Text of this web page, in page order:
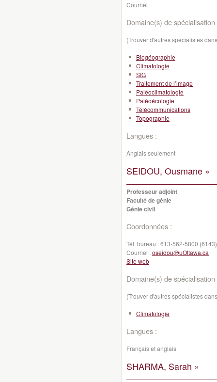
Courriel
Domaine(s) de spécialisation
(Trouver d'autres spécialistes
Biogéographie
Climatologie
SIG
Traitement de l’image
Paléoclimatologie
Paléoécologie
Télécommunications
Topographie
Langues :
Anglais seulement
SEIDOU, Ousmane »
Professeur adjoint
Faculté de génie
Génie civil
Coordonnées :
Tél. bureau :613-562-5800 (6143)
Courriel :oseidou@uOttawa.ca
Site web
Domaine(s) de spécialisation
(Trouver d'autres spécialistes
Climatologie
Langues :
Français et anglais
SHARMA, Sarah »